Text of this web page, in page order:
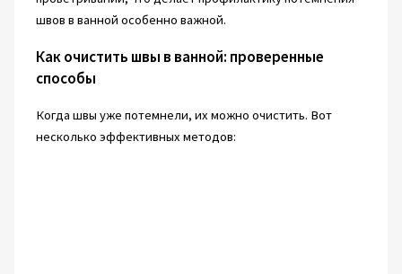
швов в ванной особенно важной.
Как очистить швы в ванной: проверенные
способы
Когда швы уже потемнели, их можно очистить. Вот
несколько эффективных методов: